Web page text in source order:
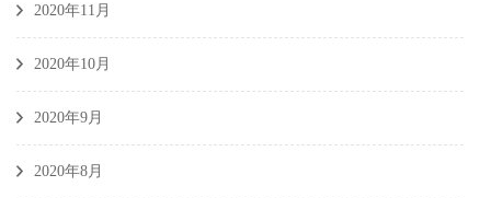
2020年11月
2020年10月
2020年9月
2020年8月